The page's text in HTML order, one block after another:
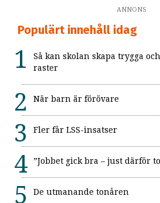
ANNONS
Populärt innehåll idag
Så kan skolan skapa trygga
raster
När barn är förövare
Fler får LSS-insatser
”Jobbet gick bra – just därför
De utmanande tonåren